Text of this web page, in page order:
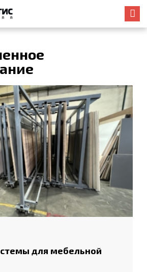
для мебельной